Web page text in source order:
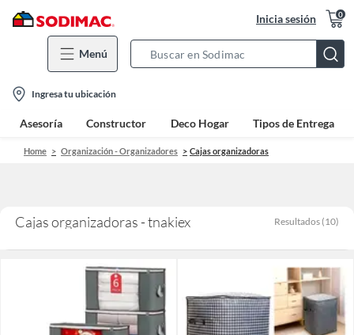
Inicia sesión 0
Menú
Bar
location-
icon
Ingresa tu ubicación
Asesoría Constructor Deco Hogar Tipos de Entrega
Home Organización - Organizadores Cajas organizadoras
Cajas organizadoras - tnakiex Resultados (10)